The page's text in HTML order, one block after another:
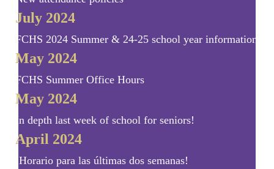
July 2024
FCHS 2024 Summer & 24-25 school year information
May 2024
FCHS Summer Office Hours
May 2024
In depth last week of school for seniors!
April 2024
¡Horario para las últimas dos semanas!